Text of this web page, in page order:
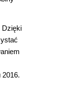
Dzięki
2016.